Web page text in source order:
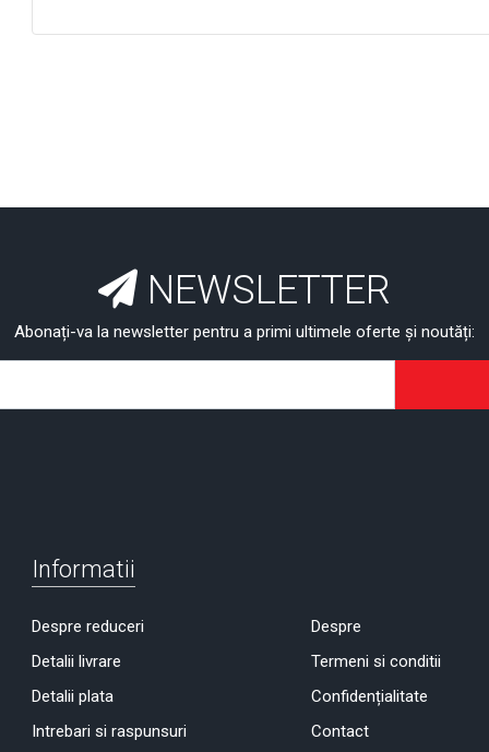
NEWSLETTER
Abonați-va la newsletter pentru a primi ultimele oferte și noutăți:
Informatii
Despre reduceri
Detalii livrare
Detalii plata
Intrebari si raspunsuri
Despre
Termeni si conditii
Confidențialitate
Contact